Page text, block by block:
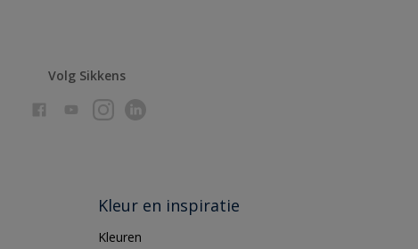
Volg Sikkens
Kleur en inspiratie
Kleuren